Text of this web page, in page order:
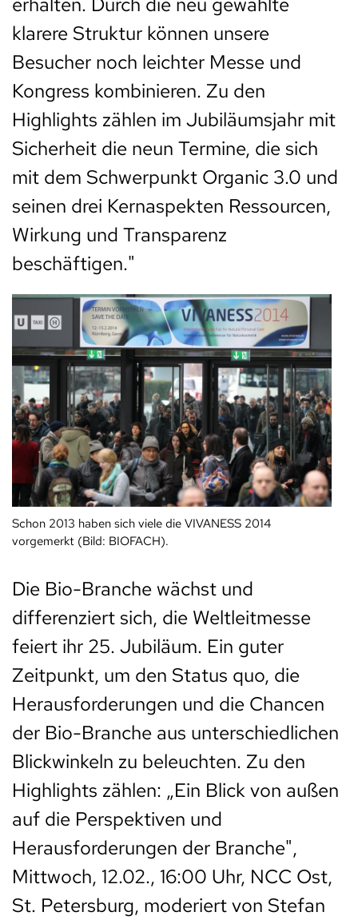
klarere Struktur können unsere
Besucher noch leichter Messe und
Kongress kombinieren. Zu den
Highlights zählen im Jubiläumsjahr mit
Sicherheit die neun Termine, die sich
mit dem Schwerpunkt Organic 3.0 und
seinen drei Kernaspekten Ressourcen,
Wirkung und Transparenz
beschäftigen."
Schon 2013 haben sich viele die VIVANESS 2014
vorgemerkt (Bild: BIOFACH).
Die Bio-Branche wächst und
differenziert sich, die Weltleitmesse
feiert ihr 25. Jubiläum. Ein guter
Zeitpunkt, um den Status quo, die
Herausforderungen und die Chancen
der Bio-Branche aus unterschiedlichen
Blickwinkeln zu beleuchten. Zu den
Highlights zählen: „Ein Blick von außen
auf die Perspektiven und
Herausforderungen der Branche",
Mittwoch, 12.02., 16:00 Uhr, NCC Ost,
St. Petersburg, moderiert von Stefan